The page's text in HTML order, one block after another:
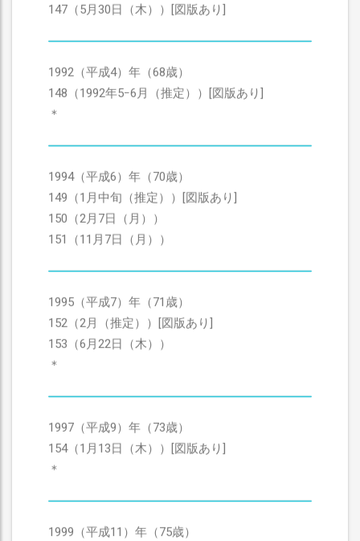
147（5月30日（木））[図版あり]
1992（平成4）年（68歳）
148（1992年5ｰ6月（推定））[図版あり]
＊
1994（平成6）年（70歳）
149（1月中旬（推定））[図版あり]
150（2月7日（月））
151（11月7日（月））
1995（平成7）年（71歳）
152（2月（推定））[図版あり]
153（6月22日（木））
＊
1997（平成9）年（73歳）
154（1月13日（木））[図版あり]
＊
1999（平成11）年（75歳）